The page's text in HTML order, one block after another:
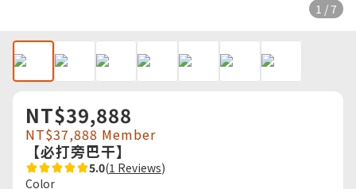
1 / 7
NT$39,888
NT$37,888 Member
【必打旁巴干】
5.0(1 Reviews)
Color